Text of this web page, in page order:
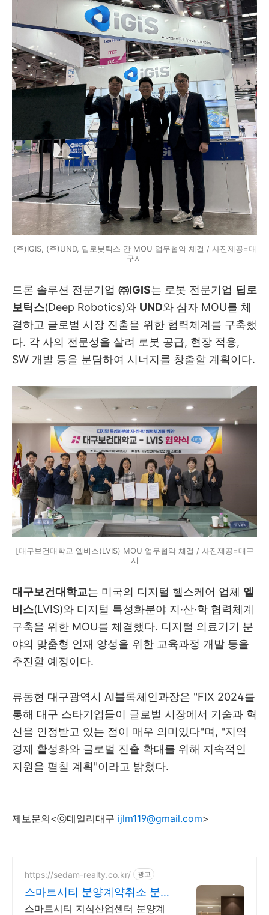
(주)IGIS, (주)UND, 딥로봇틱스 간 MOU 업무협약 체결 / 사진제공=대
구시
드론 솔루션 전문기업 ㈜IGIS는 로봇 전문기업 딥로
보틱스(Deep Robotics)와 UND와 삼자 MOU를 체
결하고 글로벌 시장 진출을 위한 협력체계를 구축했
다. 각 사의 전문성을 살려 로봇 공급, 현장 적용,
SW 개발 등을 분담하여 시너지를 창출할 계획이다.
[대구보건대학교 엘비스(LVIS) MOU 업무협약 체결 / 사진제공=대구
시
대구보건대학교는 미국의 디지털 헬스케어 업체 엘
비스(LVIS)와 디지털 특성화분야 지·산·학 협력체계
구축을 위한 MOU를 체결했다. 디지털 의료기기 분
야의 맞춤형 인재 양성을 위한 교육과정 개발 등을
추진할 예정이다.
류동현 대구광역시 AI블록체인과장은 "FIX 2024를
통해 대구 스타기업들이 글로벌 시장에서 기술과 혁
신을 인정받고 있는 점이 매우 의미있다"며, "지역
경제 활성화와 글로벌 진출 확대를 위해 지속적인
지원을 펼칠 계획"이라고 밝혔다.
제보문의<ⓒ데일리대구 ijlm119@gmail.com>
https://sedam-realty.co.kr/ 광고
스마트시티 분양계약취소 분양
계약취소 및 해제상담
스마트시티 지식산업센터 분양계